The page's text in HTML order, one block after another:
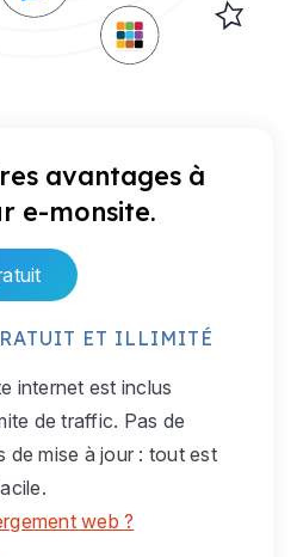
avantages à
e-monsite.
ET ILLIMITÉ
internet est inclus
de traffic. Pas de
de mise à jour : tout est
web ?